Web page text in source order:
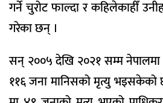
गर्ने चुरोट फाल्दा र कहिलेकाहीँ
गरेका छन् ।
सन् २००५ देखि २०२१ सम्म
११६ जना मानिसको मृत्यु भइसकेको